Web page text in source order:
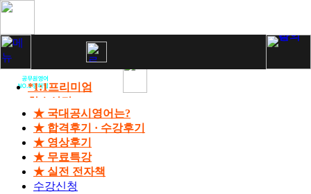
*1:1프리미엄
학습상담
13시간의기적
패스/강좌
합격후기
영상후기
★ 국대공시영어는?
★ 합격후기 · 수강후기
★ 영상후기
★ 무료특강
★ 실전 전자책
수강신청